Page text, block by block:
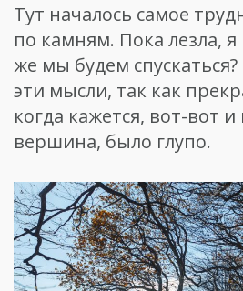
Тут началось самое
по камням. Пока лезла, я
же мы будем
эти мысли, так как
когда кажется, вот-вот
вершина, было глупо.